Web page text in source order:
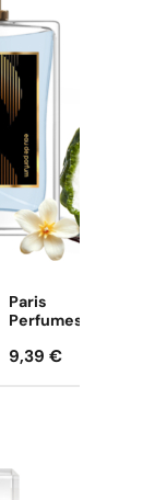
Paris
Perfumes
9,39€